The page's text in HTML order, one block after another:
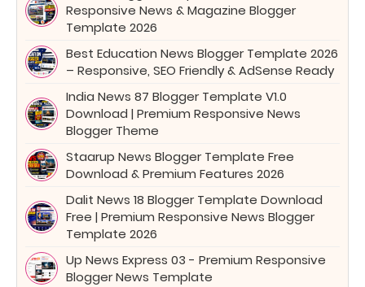
Responsive News & Magazine Blogger
Template 2026
Best Education News Blogger Template 2026
– Responsive, SEO Friendly & AdSense Ready
India News 87 Blogger Template V1.0
Download | Premium Responsive News
Blogger Theme
Staarup News Blogger Template Free
Download & Premium Features 2026
Dalit News 18 Blogger Template Download
Free | Premium Responsive News Blogger
Template 2026
Up News Express 03 - Premium Responsive
Blogger News Template